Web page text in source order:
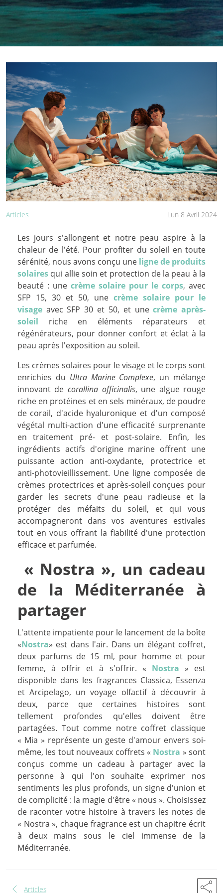
Lun 8 Avril 2024
Articles
Les jours s'allongent et notre peau aspire à la
chaleur de l'été. Pour profiter du soleil en toute
sérénité, nous avons conçu une ligne de produits
solairesqui allie soin et protection de la peau à la
beauté : une crème solaire pour le corps, avec
SFP 15, 30 et 50, unecrème solaire pour le
visage avec SFP 30 et 50, et unecrème après-
soleil riche en éléments réparateurs et
régénérateurs, pour donner confort et éclat à la
peau après l'exposition au soleil.
Les crèmes solaires pour le visage et le corps sont
enrichies du Ultra Marine Complexe, un mélange
innovant de corallina officinalis, une algue rouge
riche en protéines et en sels minéraux, de poudre
de corail, d'acide hyaluronique et d'un composé
végétal multi-action d'une efficacité surprenante
en traitement pré- et post-solaire. Enfin, les
ingrédients actifs d'origine marine offrent une
puissante action anti-oxydante, protectrice et
anti-photovieillissement. Une ligne composée de
crèmes protectrices et après-soleil conçues pour
garder les secrets d'une peau radieuse et la
protéger des méfaits du soleil, et qui vous
accompagneront dans vos aventures estivales
tout en vous offrant la fiabilité d'une protection
efficace et parfumée.
« Nostra », un cadeau
de la Méditerranée à
partager
L'attente impatiente pour le lancement de la boîte
«Nostra» est dans l'air. Dans un élégant coffret,
deux parfums de 15 ml, pour homme et pour
femme, à offrir et à s'offrir. « Nostra » est
disponible dans les fragrances Classica, Essenza
et Arcipelago, un voyage olfactif à découvrir à
deux, parce que certaines histoires sont
tellement profondes qu'elles doivent être
partagées. Tout comme notre coffret classique
« Mia » représente un geste d'amour envers soi-
même, les tout nouveaux coffrets « Nostra » sont
conçus comme un cadeau à partager avec la
personne à qui l'on souhaite exprimer nos
sentiments les plus profonds, un signe d'union et
de complicité : la magie d'être « nous ». Choisissez
de raconter votre histoire à travers les notes de
« Nostra », chaque fragrance est un chapitre écrit
à deux mains sous le ciel immense de la
Méditerranée.
Articles share